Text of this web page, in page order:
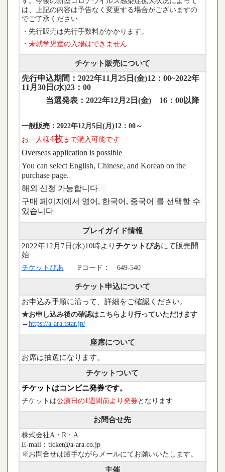
は、上記の内容は予告なく変更する場合がございますの
でご了承ください
・先行販売は先行手数料がかかります。
・未就学児童の入場はできません
チケット販売について
先行申込期間：2022年11月25日(金)12：00~2022年
11月30日(水)23：00
当選発表：2022年12月2日(金) 16：00以降
一般販売：2022年12月5日(月)12：00～
お一人様4枚 まで購入可能です
Overseas application is possible
You can select English, Chinese, and Korean on the
purchase page.
해외 신청 가능합니다
구매 페이지에서 영어, 한국어, 중국어 를 선택할 수
있습니다
プレイガイド情報
2022年12月7日(水)10時よりチケットぴあにて販売開
始
チケットぴあ Pコード： 649-540
チケット申込について
お申込み手順に沿って、詳細をご確認ください。
★お申し込み後の確認はこちらより行っていただけます
→ https://a-ara.tstar.jp/
座席について
お席は抽選になります。
チケットついて
チケットはコンビニ発券です。
チケットは公演日の1週間前より発券 となります
お問合せ先
株式会社A・R・A
E-mail： ticket@a-ara.co.jp
※お問合せは勝手ながらメールにてお願いいたします。
主催